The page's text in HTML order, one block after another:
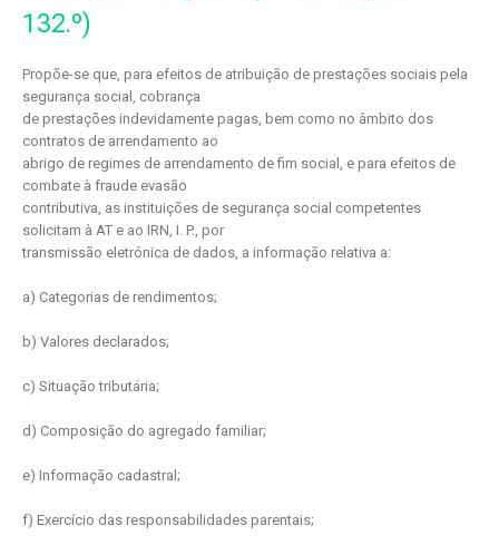
132.º)
Propõe-se que, para efeitos de atribuição de prestações sociais pela
segurança social, cobrança
de prestações indevidamente pagas, bem como no âmbito dos
contratos de arrendamento ao
abrigo de regimes de arrendamento de fim social, e para efeitos de
combate à fraude evasão
contributiva, as instituições de segurança social competentes
solicitam à AT e ao IRN, I. P., por
transmissão eletrónica de dados, a informação relativa a:
a) Categorias de rendimentos;
b) Valores declarados;
c) Situação tributária;
d) Composição do agregado familiar;
e) Informação cadastral;
f) Exercício das responsabilidades parentais;